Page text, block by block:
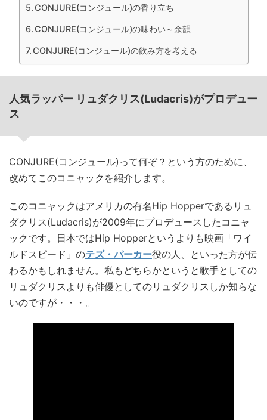
CONJURE(コンジュール)の香り立ち
CONJURE(コンジュール)の味わい～余韻
CONJURE(コンジュール)の飲み方を考える
人気ラッパー リュダクリス(Ludacris)がプロデュー
ス
CONJURE(コンジュール)って何ぞ？という方のために、
改めてこのコニャックを紹介します。
このコニャックはアメリカの有名Hip Hopperであるリュ
ダクリス(Ludacris)が2009年にプロデュースしたコニャ
ックです。日本ではHip Hopperというよりも映画「ワイ
ルドスピード」のテズ・パーカー役の人、といった方が伝
わるかもしれません。私もどちらかというと歌手としての
リュダクリスよりも俳優としてのリュダクリスしか知らな
いのですが・・・。